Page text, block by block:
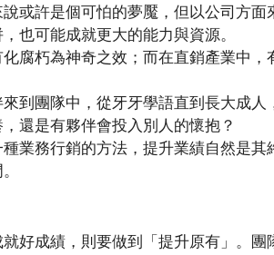
或許是個可怕的夢魘，但以公司方面
也可能成就更大的能力與資源。
腐朽為神奇之效；而在直銷產業中，
到團隊中，從牙牙學語直到長大成人
還是有夥伴會投入別人的懷抱？
業務行銷的方法，提升業績自然是其
好成績，則要做到「提升原有」。